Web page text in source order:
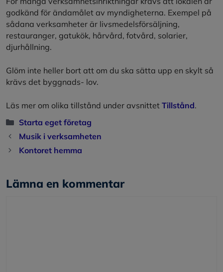
godkänd för ändamålet av myndigheterna. Exempel på
sådana verksamheter är livsmedelsförsäljning,
restauranger, gatukök, hårvård, fotvård, solarier,
djurhållning.
Glöm inte heller bort att om du ska sätta upp en skylt så
krävs det byggnads- lov.
Läs mer om olika tillstånd under avsnittet Tillstånd.
Kategorier
Starta eget företag
Musik i verksamheten
Kontoret hemma
Lämna en kommentar